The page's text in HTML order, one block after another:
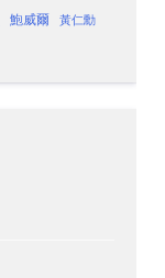
鮑威爾 黃仁勳